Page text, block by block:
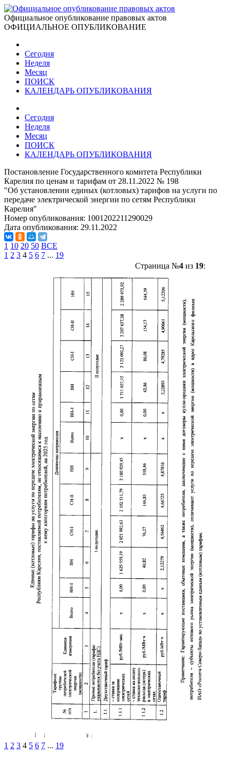
Официальное опубликование правовых актов
ОФИЦИАЛЬНОЕ ОПУБЛИКОВАНИЕ
Сегодня
Неделя
Месяц
ПОИСК
КАЛЕНДАРЬ ОПУБЛИКОВАНИЯ
Сегодня
Неделя
Месяц
ПОИСК
КАЛЕНДАРЬ ОПУБЛИКОВАНИЯ
Постановление Государственного комитета Республики
Карелия по ценам и тарифам от 28.11.2022 № 198
"Об установлении единых (котловых) тарифов на услуги по
передаче электрической энергии по сетям Республики
Карелия"
Номер опубликования: 1001202211290029
Дата опубликования: 29.11.2022
1 10 20 50 ВСЕ
1 2 3 4 5 6 7 ... 19
Страница №4из 19:
1 2 3 4 5 6 7 ... 19